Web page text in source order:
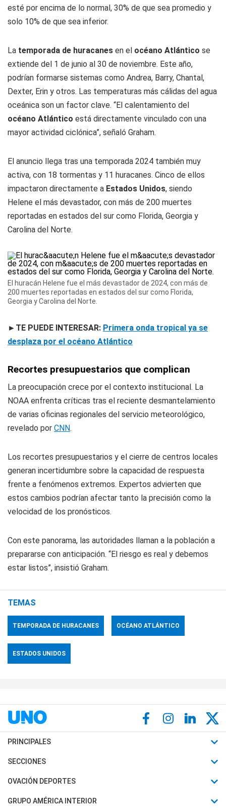
esté por encima de lo normal, 30% de que sea promedio y
solo 10% de que sea inferior.
La temporada de huracanes en el océano Atlántico se
extiende del 1 de junio al 30 de noviembre. Este año,
podrían formarse sistemas como Andrea, Barry, Chantal,
Dexter, Erin y otros. Las temperaturas más cálidas del agua
oceánica son un factor clave. “El calentamiento del
océano Atlántico está directamente vinculado con una
mayor actividad ciclónica”, señaló Graham.
El anuncio llega tras una temporada 2024 también muy
activa, con 18 tormentas y 11 huracanes. Cinco de ellos
impactaron directamente a Estados Unidos, siendo
Helene el más devastador, con más de 200 muertes
reportadas en estados del sur como Florida, Georgia y
Carolina del Norte.
El huracán Helene fue el más devastador de 2024, con más de
200 muertes reportadas en estados del sur como Florida,
Georgia y Carolina del Norte.
►TE PUEDE INTERESAR: Primera onda tropical ya se
desplaza por el océano Atlántico
Recortes presupuestarios que complican
La preocupación crece por el contexto institucional. La
NOAA enfrenta críticas tras el reciente desmantelamiento
de varias oficinas regionales del servicio meteorológico,
revelado por CNN.
Los recortes presupuestarios y el cierre de centros locales
generan incertidumbre sobre la capacidad de respuesta
frente a fenómenos extremos. Expertos advierten que
estos cambios podrían afectar tanto la precisión como la
velocidad de los pronósticos.
Con este panorama, las autoridades llaman a la población a
prepararse con anticipación. “El riesgo es real y debemos
estar listos”, insistió Graham.
TEMAS
TEMPORADA DE HURACANES OCÉANO ATLÁNTICO
ESTADOS UNIDOS
PRINCIPALES
Últimas Noticias
Política
SECCIONES
Horóscopo
Motores
OVACIÓN DEPORTES
Fútbol
GRUPO AMÉRICA INTERIOR